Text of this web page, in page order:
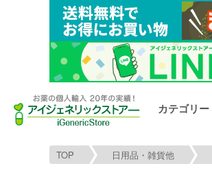
カテゴリー
TOP 日用品・雑貨他